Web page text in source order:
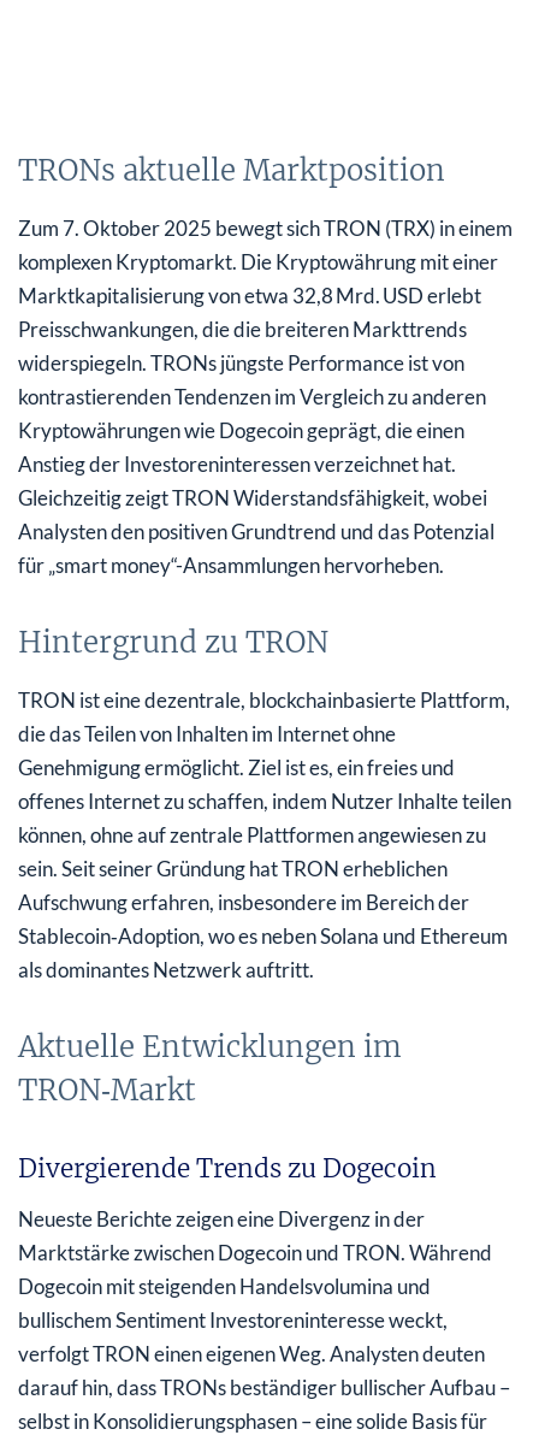
TRONs aktuelle Marktposition
Zum 7. Oktober 2025 bewegt sich TRON (TRX) in einem
komplexen Kryptomarkt. Die Kryptowährung mit einer
Marktkapitalisierung von etwa 32,8 Mrd. USD erlebt
Preisschwankungen, die die breiteren Markttrends
widerspiegeln. TRONs jüngste Performance ist von
kontrastierenden Tendenzen im Vergleich zu anderen
Kryptowährungen wie Dogecoin geprägt, die einen
Anstieg der Investoreninteressen verzeichnet hat.
Gleichzeitig zeigt TRON Widerstandsfähigkeit, wobei
Analysten den positiven Grundtrend und das Potenzial
für „smart money“-Ansammlungen hervorheben.
Hintergrund zu TRON
TRON ist eine dezentrale, blockchainbasierte Plattform,
die das Teilen von Inhalten im Internet ohne
Genehmigung ermöglicht. Ziel ist es, ein freies und
offenes Internet zu schaffen, indem Nutzer Inhalte teilen
können, ohne auf zentrale Plattformen angewiesen zu
sein. Seit seiner Gründung hat TRON erheblichen
Aufschwung erfahren, insbesondere im Bereich der
Stablecoin‑Adoption, wo es neben Solana und Ethereum
als dominantes Netzwerk auftritt.
Aktuelle Entwicklungen im
TRON‑Markt
Divergierende Trends zu Dogecoin
Neueste Berichte zeigen eine Divergenz in der
Marktstärke zwischen Dogecoin und TRON. Während
Dogecoin mit steigenden Handelsvolumina und
bullischem Sentiment Investoreninteresse weckt,
verfolgt TRON einen eigenen Weg. Analysten deuten
darauf hin, dass TRONs beständiger bullischer Aufbau –
selbst in Konsolidierungsphasen – eine solide Basis für